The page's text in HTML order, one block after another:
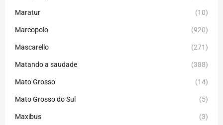
Maratur (10)
Marcopolo (920)
Mascarello (271)
Matando a saudade (388)
Mato Grosso (14)
Mato Grosso do Sul (5)
Maxibus (3)